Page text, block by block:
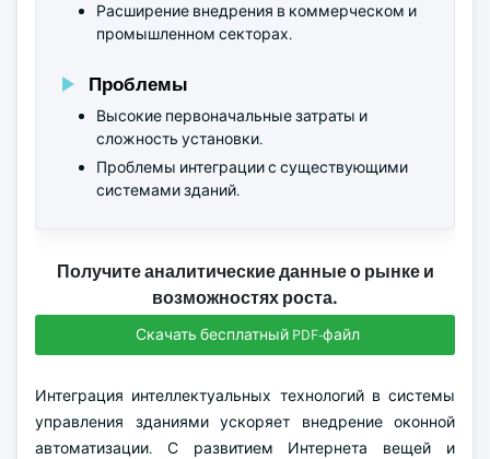
Расширение внедрения в коммерческом и
промышленном секторах.
Проблемы
Высокие первоначальные затраты и
сложность установки.
Проблемы интеграции с существующими
системами зданий.
Получите аналитические данные о рынке и
возможностях роста.
Скачать бесплатный PDF-файл
Интеграция интеллектуальных технологий в системы
управления зданиями ускоряет внедрение оконной
автоматизации. С развитием Интернета вещей и